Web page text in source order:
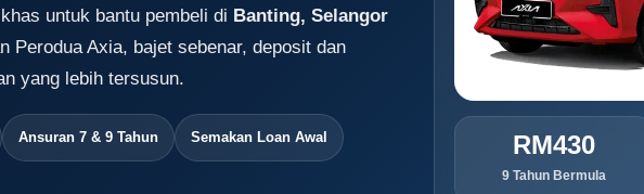
untuk bantu pembeli di Banting, Selangor
Perodua Axia, bajet sebenar, deposit dan
yang lebih tersusun.
Ansuran 7 & 9 Tahun Semakan Loan Awal RM430
9 Tahun Bermula